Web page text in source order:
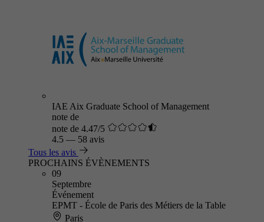
IAE Aix Graduate School of Management
note de
note de 4.47/5
4.5 — 58 avis
Tous les avis
PROCHAINS ÉVÈNEMENTS
09
Septembre
Événement
EPMT - École de Paris des Métiers de la Table
Paris